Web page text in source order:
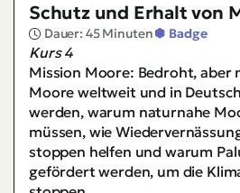
Schutz und Erhalt von
Dauer: 45 Minuten Badge
Kurs 4
Mission Moore: Bedroht, aber
Moore weltweit und in
werden, warum naturnahe
müssen, wie
stoppen helfen und warum
gefördert werden, um die